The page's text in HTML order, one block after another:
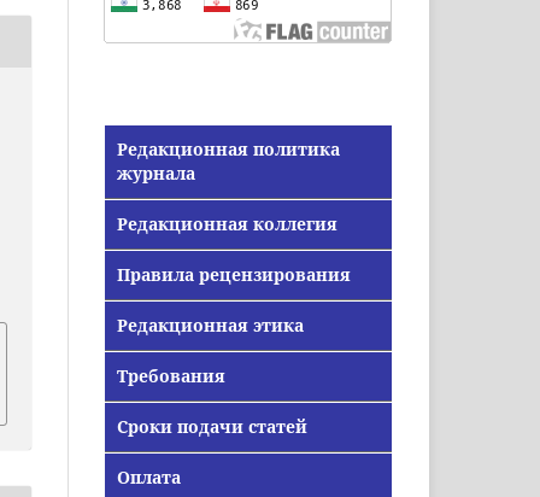
Редакционная политика
журнала
Редакционная коллегия
Правила рецензирования
Редакционная этика
Требования
Сроки подачи статей
Оплата